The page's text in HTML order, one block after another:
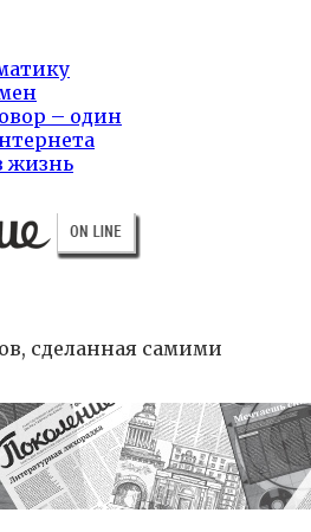
– один
жизнь
сделанная самими